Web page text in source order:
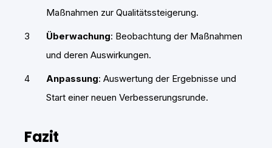
Maßnahmen zur Qualitätssteigerung.
Überwachung: Beobachtung der Maßnahmen
und deren Auswirkungen.
Anpassung: Auswertung der Ergebnisse und
Start einer neuen Verbesserungsrunde.
Fazit